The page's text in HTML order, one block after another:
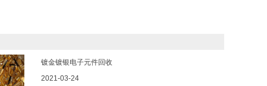
镀金镀银电子元件回收
2021-03-24